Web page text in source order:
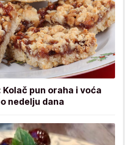
pun oraha i voća
nedelju dana